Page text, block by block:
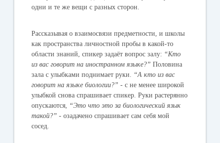
одни и те же вещи с разных сторон.
Рассказывая о взаимосвязи предметности, и школы
как пространства личностной пробы в какой-то
области знаний, спикер задаёт вопрос залу: “Кто
из вас говорит на иностранном языке?” Половина
зала с улыбками поднимает руки. “А кто из вас
говорит на языке биологии?” - с не менее широкой
улыбкой снова спрашивает спикер. Руки растерянно
опускаются, “Это что это за биологический язык
такой?” - озадачено спрашивает сам себя мой
сосед.